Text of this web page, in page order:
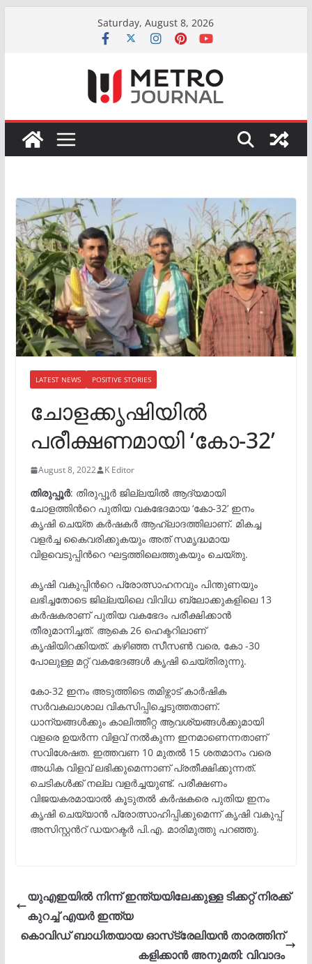
Saturday, August 8, 2026
LATEST NEWS POSITIVE STORIES
ചോളക്കൃഷിയിൽ
പരീക്ഷണമായി ‘കോ-32’
August 8, 2022 K Editor
തിരുപ്പൂർ: തിരുപ്പൂർ ജില്ലയിൽ ആദ്യമായി
ചോളത്തിന്‍റെ പുതിയ വകഭേദമായ ‘കോ-32’ ഇനം
കൃഷി ചെയ്ത കർഷകർ ആഹ്ലാദത്തിലാണ്. മികച്ച
വളർച്ച കൈവരിക്കുകയും അത് സമൃദ്ധമായ
വിളവെടുപ്പിന്‍റെ ഘട്ടത്തിലെത്തുകയും ചെയ്തു.
കൃഷി വകുപ്പിന്‍റെ പ്രോത്സാഹനവും പിന്തുണയും
ലഭിച്ചതോടെ ജില്ലയിലെ വിവിധ ബ്ലോക്കുകളിലെ 13
കർഷകരാണ് പുതിയ വകഭേദം പരീക്ഷിക്കാൻ
തീരുമാനിച്ചത്. ആകെ 26 ഹെക്ടറിലാണ്
കൃഷിയിറക്കിയത്. കഴിഞ്ഞ സീസൺ വരെ, കോ -30
പോലുള്ള മറ്റ് വകഭേദങ്ങൾ കൃഷി ചെയ്തിരുന്നു.
കോ-32 ഇനം അടുത്തിടെ തമിഴ്നാട് കാർഷിക
സർവകലാശാല വികസിപ്പിച്ചെടുത്തതാണ്.
ധാന്യങ്ങൾക്കും കാലിത്തീറ്റ ആവശ്യങ്ങൾക്കുമായി
വളരെ ഉയർന്ന വിളവ് നൽകുന്ന ഇനമാണെന്നതാണ്
സവിശേഷത. ഇത്തവണ 10 മുതൽ 15 ശതമാനം വരെ
അധിക വിളവ് ലഭിക്കുമെന്നാണ് പ്രതീക്ഷിക്കുന്നത്.
ചെടികൾക്ക് നല്ല വളർച്ചയുണ്ട്. പരീക്ഷണം
വിജയകരമായാൽ കൂടുതൽ കർഷകരെ പുതിയ ഇനം
കൃഷി ചെയ്യാൻ പ്രോത്സാഹിപ്പിക്കുമെന്ന് കൃഷി വകുപ്പ്
അസിസ്റ്റന്‍റ് ഡയറക്ടർ പി.എ. മാരിമുത്തു പറഞ്ഞു.
യുഎഇയിൽ നിന്ന് ഇന്ത്യയിലേക്കുള്ള ടിക്കറ്റ് നിരക്ക്
കുറച്ച് എയർ ഇന്ത്യ
കൊവിഡ് ബാധിതയായ ഓസ്‌ട്രേലിയൻ താരത്തിന്
കളിക്കാൻ അനുമതി: വിവാദം